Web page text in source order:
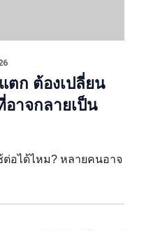
ตก ต้องเปลี่ยน
อาจกลายเป็น
อได้ไหม? หลายคนอาจ